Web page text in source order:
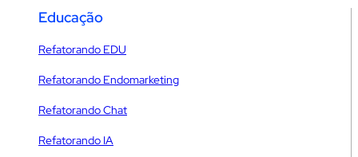
Educação
Refatorando EDU
Refatorando Endomarketing
Refatorando Chat
Refatorando IA